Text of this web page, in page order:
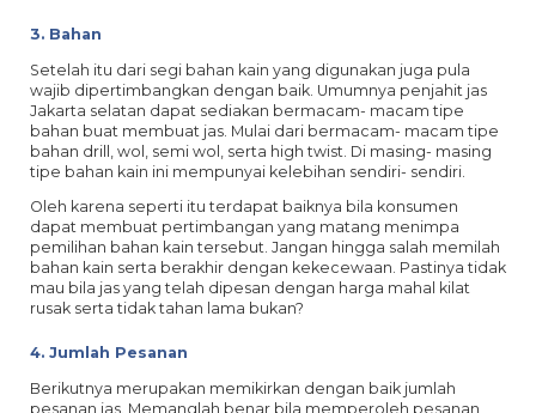
3. Bahan
Setelah itu dari segi bahan kain yang digunakan juga pula
wajib dipertimbangkan dengan baik. Umumnya penjahit jas
Jakarta selatan dapat sediakan bermacam- macam tipe
bahan buat membuat jas. Mulai dari bermacam- macam tipe
bahan drill, wol, semi wol, serta high twist. Di masing- masing
tipe bahan kain ini mempunyai kelebihan sendiri- sendiri.
Oleh karena seperti itu terdapat baiknya bila konsumen
dapat membuat pertimbangan yang matang menimpa
pemilihan bahan kain tersebut. Jangan hingga salah memilah
bahan kain serta berakhir dengan kekecewaan. Pastinya tidak
mau bila jas yang telah dipesan dengan harga mahal kilat
rusak serta tidak tahan lama bukan?
4. Jumlah Pesanan
Berikutnya merupakan memikirkan dengan baik jumlah
pesanan jas. Memanglah benar bila memperoleh pesanan